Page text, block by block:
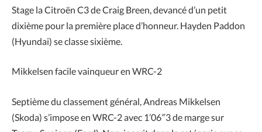
Stage la Citroën C3 de Craig Breen, devancé d’un petit
dixième pour la première place d’honneur. Hayden Paddon
(Hyundai) se classe sixième.
Mikkelsen facile vainqueur en WRC-2
Septième du classement général, Andreas Mikkelsen
(Skoda) s’impose en WRC-2 avec 1’06″3 de marge sur